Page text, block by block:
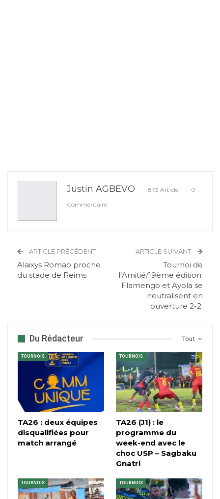
Justin AGBEVO 873 Article
0
Commentaire
ARTICLE PRÉCÉDENT
Alaixys Romao proche
du stade de Reims
ARTICLE SUIVANT
Tournoi de
l’Amitié/19ème édition:
Flamengo et Ayola se
neutralisent en
ouverture 2-2.
Tout
Du Rédacteur
TOURNOIS
TA26 : deux équipes
disqualifiées pour
match arrangé
TOURNOIS
TA26 (J1) : le
programme du
week-end avec le
choc USP – Sagbaku
Gnatri
TOURNOIS TOURNOIS